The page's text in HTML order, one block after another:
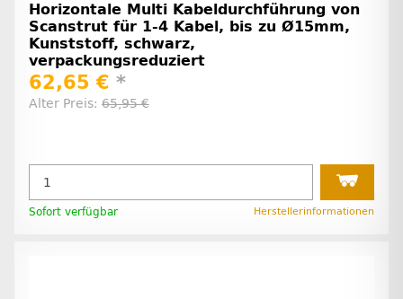
Horizontale Multi Kabeldurchführung von
Scanstrut für 1-4 Kabel, bis zu Ø15mm,
Kunststoff, schwarz,
verpackungsreduziert
62,65 € *
Alter Preis: 65,95 €
Sofort verfügbar Herstellerinformationen